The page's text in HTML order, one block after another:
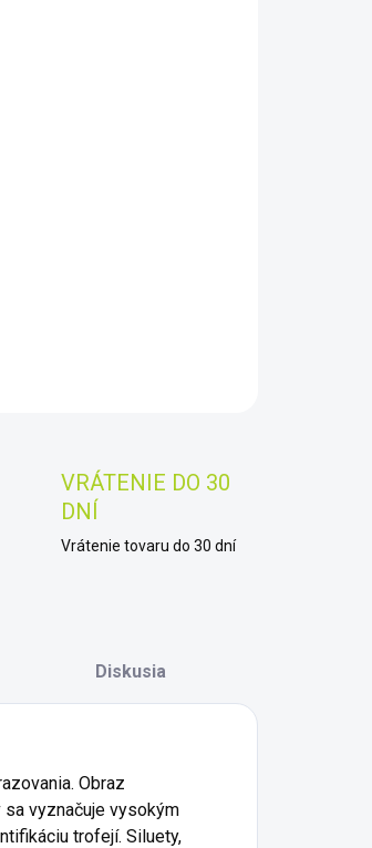
VRÁTENIE DO 30
DNÍ
Vrátenie tovaru do 30 dní
Diskusia
Obraz
vyznačuje vysokým
trofejí. Siluety,